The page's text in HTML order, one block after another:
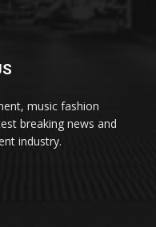
music fashion
breaking news and
industry.